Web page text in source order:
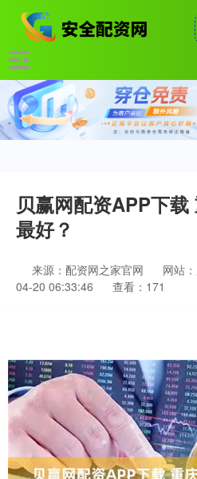
贝赢网配资APP下
最好？
来源：配资网之家官网 网站
04-20 06:33:46
查看：171